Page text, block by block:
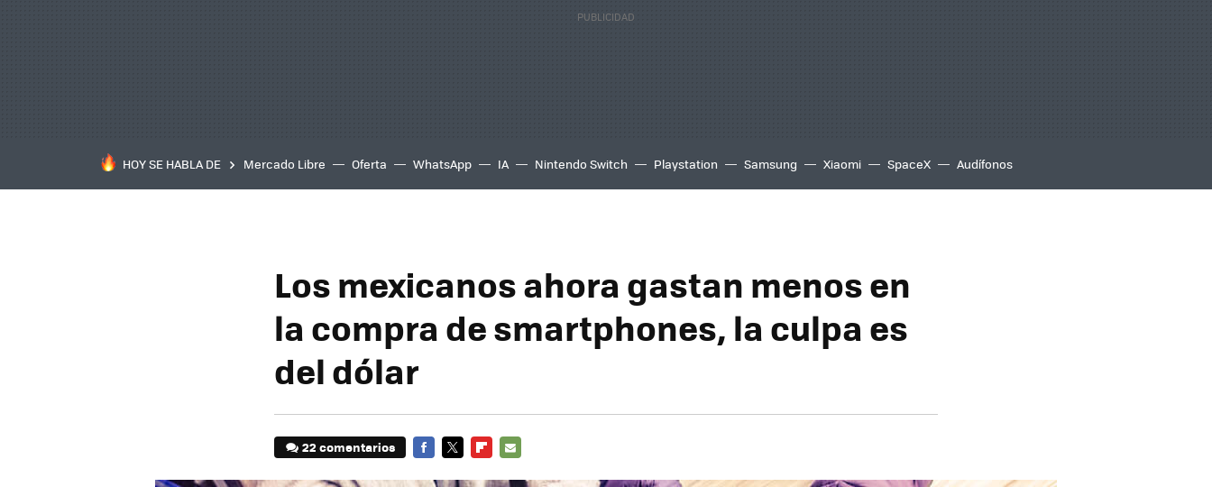
HOY SE HABLA DE Mercado Libre Oferta WhatsApp IA Nintendo Switch Playstation Samsung Xiaomi SpaceX Audífonos
Los mexicanos ahora gastan menos en
la compra de smartphones, la culpa es
del dólar
22 comentarios